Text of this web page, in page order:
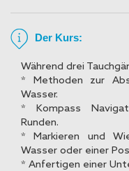
Der Kurs:
Während drei
* Methoden zur
Wasser.
* Kompass
Runden.
* Markieren und
Wasser oder einer
* Anfertigen einer